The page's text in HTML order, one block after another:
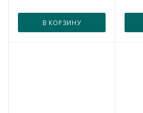
В КОРЗИНУ